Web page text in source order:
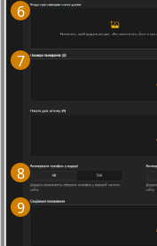
6
7
8
9